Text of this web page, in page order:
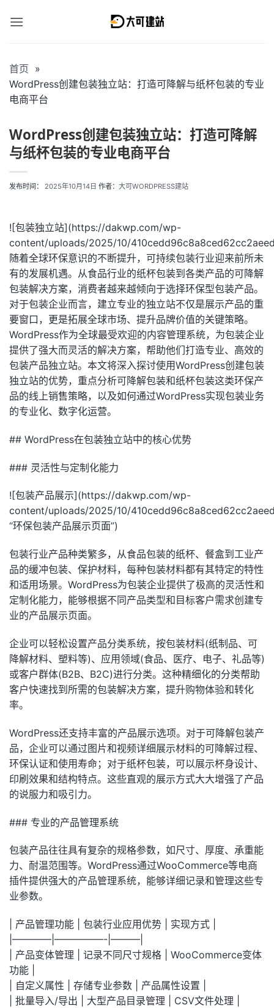
首页
WordPress创建包装独立站：打造可降解与纸杯包装的专业
电商平台
WordPress创建包装独立站：打造可降解
与纸杯包装的专业电商平台
发布时间： 2025年10月14日 作者： 大可WORDPRESS建站
![包装独立站](https://dakwp.com/wp-
content/uploads/2025/10/
随着全球环保意识的不断提升，可持续包装行业迎来前所未
有的发展机遇。从食品行业的纸杯包装到各类产品的可降解
包装解决方案，消费者越来越倾向于选择环保型包装产品。
对于包装企业而言，建立专业的独立站不仅是展示产品的重
要窗口，更是拓展全球市场、提升品牌价值的关键策略。
WordPress作为全球最受欢迎的内容管理系统，为包装企业
提供了强大而灵活的解决方案，帮助他们打造专业、高效的
包装产品独立站。本文将深入探讨使用WordPress创建包装
独立站的优势，重点分析可降解包装和纸杯包装这类环保产
品的线上销售策略，以及如何通过WordPress实现包装业务
的专业化、数字化运营。
## WordPress在包装独立站中的核心优势
### 灵活性与定制化能力
![包装产品展示](https://dakwp.com/wp-
content/uploads/2025/10/
“环保包装产品展示页面”)
包装行业产品种类繁多，从食品包装的纸杯、餐盒到工业产
品的缓冲包装、保护材料，每种包装材料都有其特定的特性
和适用场景。WordPress为包装企业提供了极高的灵活性和
定制化能力，能够根据不同产品类型和目标客户需求创建专
业的产品展示页面。
企业可以轻松设置产品分类系统，按包装材料(纸制品、可
降解材料、塑料等)、应用领域(食品、医疗、电子、礼品等)
或客户群体(B2B、B2C)进行分类。这种精细化的分类帮助
客户快速找到所需的包装解决方案，提升购物体验和转化
率。
WordPress还支持丰富的产品展示选项。对于可降解包装产
品，企业可以通过图片和视频详细展示材料的可降解过程、
环保认证和使用寿命；对于纸杯包装，可以展示杯身设计、
印刷效果和结构特点。这些直观的展示方式大大增强了产品
的说服力和吸引力。
### 专业的产品管理系统
包装产品往往具有复杂的规格参数，如尺寸、厚度、承重能
力、耐温范围等。WordPress通过WooCommerce等电商
插件提供强大的产品管理系统，能够详细记录和管理这些专
业参数。
| 产品管理功能 | 包装行业应用优势 | 实现方式 |
|————|—————-|———|
| 产品变体管理 | 记录不同尺寸规格 | WooCommerce变体
功能 |
| 自定义属性 | 存储专业参数 | 产品属性设置 |
| 批量导入/导出 | 大型产品目录管理 | CSV文件处理 |